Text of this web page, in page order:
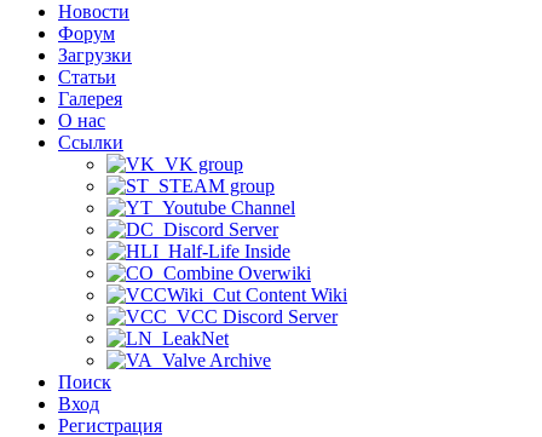
Новости
Форум
Загрузки
Статьи
Галерея
О нас
Ссылки
VK group
STEAM group
Youtube Channel
Discord Server
Half-Life Inside
Combine Overwiki
Cut Content Wiki
VCC Discord Server
LeakNet
Valve Archive
Поиск
Вход
Регистрация